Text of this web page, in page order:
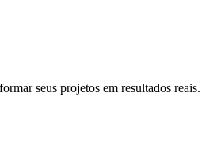
seus projetos em resultados reais.